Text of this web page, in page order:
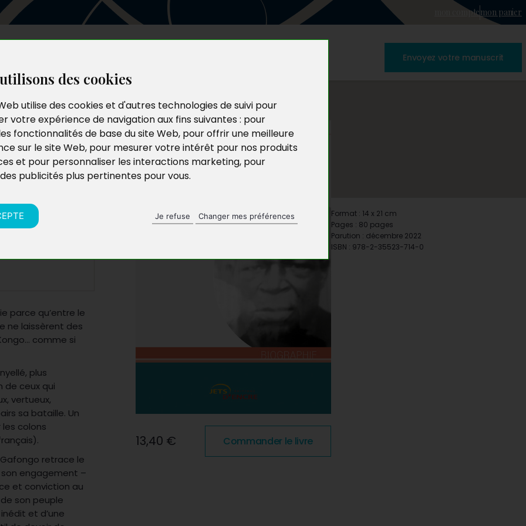
des cookies
utilise des cookies et d'autres technologies de suivi pour
votre expérience de navigation aux fins suivantes : pour
fonctionnalités de base du site Web, pour offrir une meilleure
sur le site Web, pour mesurer votre intérêt pour nos produits
et pour personnaliser les interactions marketing, pour
publicités plus pertinentes pour vous.
Je refuse Changer mes préférences
mon comptemon panier
Envoyez votre manuscrit
des
parce qu’entre le
ne laissèrent des
comme si
plus
de ceux qui
vertueux,
sa bataille. Un
colons
retrace le
engagement –
et conviction au
son peuple
et d’une
13,40 € Commander le livre
Format : 14 x 21 cm
Pages : 80 pages
Parution : décembre 2022
ISBN : 978-2-35523-714-0